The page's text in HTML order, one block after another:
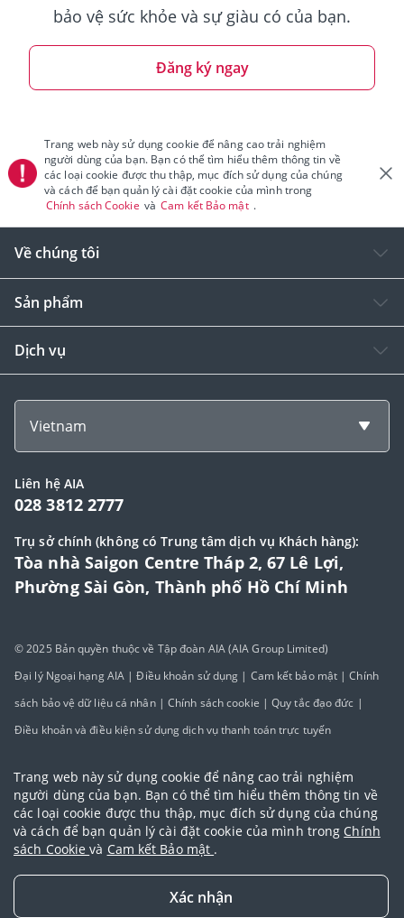
bảo vệ sức khỏe và sự giàu có của bạn.
Đăng ký ngay
Trang web này sử dụng cookie để nâng cao trải nghiệm
người dùng của bạn. Bạn có thể tìm hiểu thêm thông tin về
các loại cookie được thu thập, mục đích sử dụng của chúng
và cách để bạn quản lý cài đặt cookie của mình trong
Chính sách Cookie và Cam kết Bảo mật .
Về chúng tôi
Sản phẩm
Dịch vụ
Vietnam
Liên hệ AIA
028 3812 2777
Trụ sở chính (không có Trung tâm dịch vụ Khách hàng):
Tòa nhà Saigon Centre Tháp 2, 67 Lê Lợi,
Phường Sài Gòn, Thành phố Hồ Chí Minh
© 2025 Bản quyền thuộc về Tập đoàn AIA (AIA Group Limited)
Đại lý Ngoại hạng AIA |Điều khoản sử dụng | Cam kết bảo mật |Chính
sách bảo vệ dữ liệu cá nhân|Chính sách cookie |Quy tắc đạo đức |
Điều khoản và điều kiện sử dụng dịch vụ thanh toán trực tuyến
Trang web này sử dụng cookie để nâng cao trải nghiệm
người dùng của bạn. Bạn có thể tìm hiểu thêm thông tin về
các loại cookie được thu thập, mục đích sử dụng của chúng
và cách để bạn quản lý cài đặt cookie của mình trong Chính
sách Cookievà Cam kết Bảo mật .
Xác nhận